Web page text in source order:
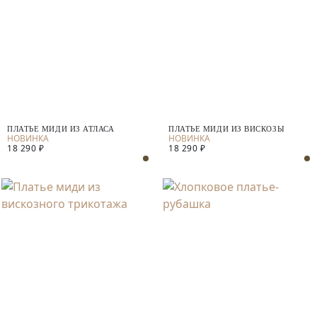
ПЛАТЬЕ МИДИ ИЗ АТЛАСА
18 290 ₽
ПЛАТЬЕ МИДИ ИЗ ВИСКОЗЫ
18 290 ₽